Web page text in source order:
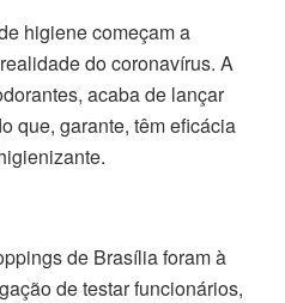
higiene começam a
do coronavírus. A
acaba de lançar
que, garante, têm eficácia
de Brasília foram à
de testar funcionários,